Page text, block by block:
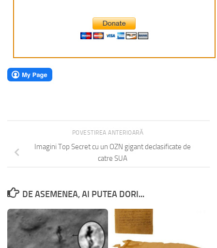
POVESTIREA ANTERIOARĂ
Imagini Top Secret cu un OZN gigant declasificate de
catre SUA
DE ASEMENEA, AI PUTEA DORI...